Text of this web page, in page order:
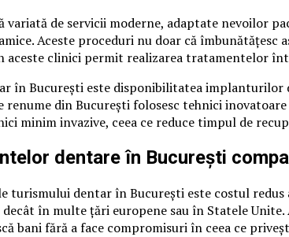
variată de servicii moderne, adaptate nevoilor
Aceste proceduri nu doar că
aceste clinici permit realizarea tratamentelor
în București este disponibilitatea implanturilor
din București folosesc tehnici
minim invazive, ceea ce reduce timpul de
dentare în București
turismului dentar în București este costul
în multe țări europene sau în Statele
bani fără a face compromisuri în ceea ce